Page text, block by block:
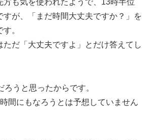
すが、「まだ時間大丈夫ですか？」を
。
ただ「大丈夫ですよ」とだけ答えてし
うと思ったからです。
間にもなろうとは予想していません